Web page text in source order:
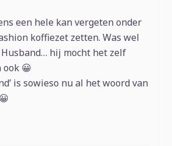
een hele kan vergeten onder
koffiezet zetten. Was wel
hij mocht het zelf
😀
is sowieso nu al het woord van